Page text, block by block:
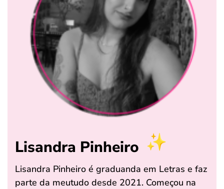
Lisandra Pinheiro
Lisandra Pinheiro é graduanda em Letras e faz
parte da meutudo desde 2021. Começou na